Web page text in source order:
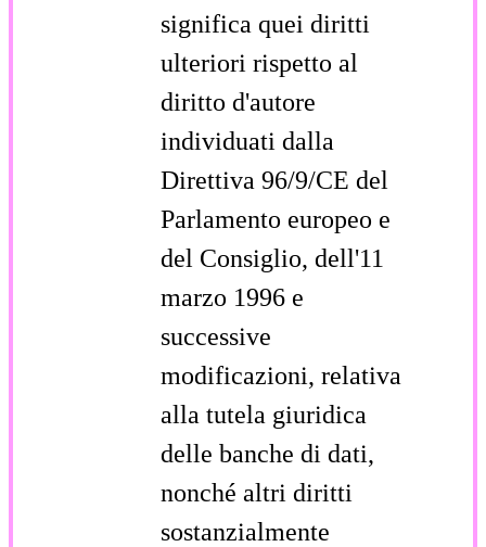
significa quei diritti
ulteriori rispetto al
diritto d'autore
individuati dalla
Direttiva 96/9/CE del
Parlamento europeo e
del Consiglio, dell'11
marzo 1996 e
successive
modificazioni, relativa
alla tutela giuridica
delle banche di dati,
nonché altri diritti
sostanzialmente